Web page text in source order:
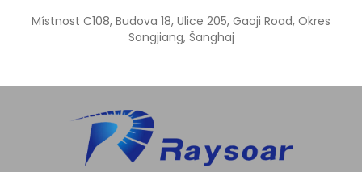
Místnost C108, Budova 18, Ulice 205, Gaoji Road, Okres
Songjiang, Šanghaj